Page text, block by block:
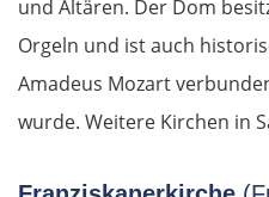
und Altären. Der Dom
Orgeln und ist auch
Amadeus Mozart
wurde. Weitere Kirchen in